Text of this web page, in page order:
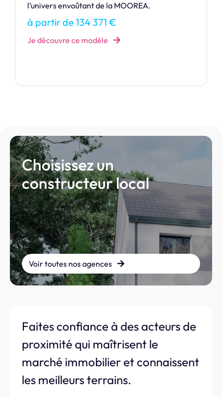
chaleureuse et intemporelle.
à partir de 163 110 €
Je découvre ce modèle
Choisissez un
constructeur local
Voir toutes nos agences
Faites confiance à des acteurs de
proximité qui maîtrisent le
marché immobilier et connaissent
les meilleurs terrains.